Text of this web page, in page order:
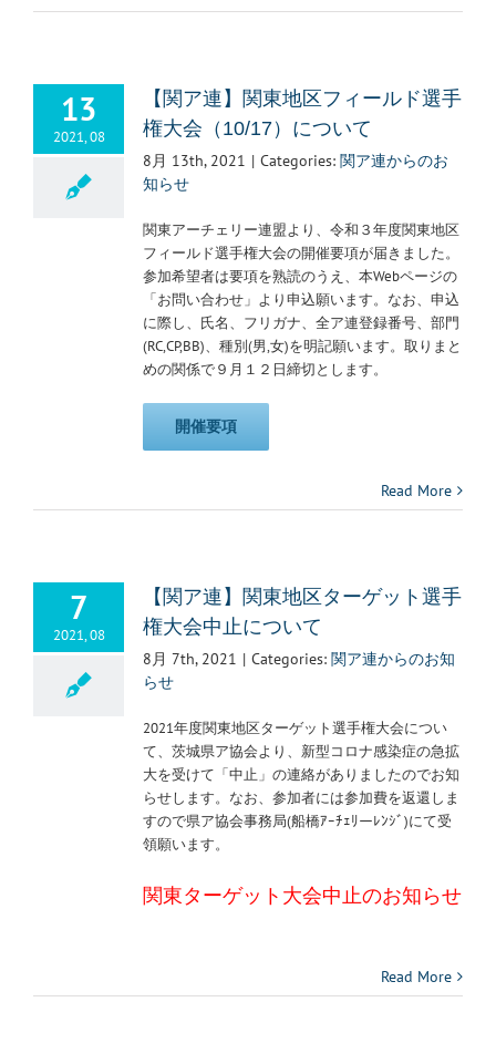
13
2021, 08
【関ア連】関東地区フィールド選手
権大会（10/17）について
8月 13th, 2021 | Categories: 関ア連からのお
知らせ
関東アーチェリー連盟より、令和３年度関東地区
フィールド選手権大会の開催要項が届きました。
参加希望者は要項を熟読のうえ、本Webページの
「お問い合わせ」より申込願います。なお、申込
に際し、氏名、フリガナ、全ア連登録番号、部門
(RC,CP,BB)、種別(男,女)を明記願います。取りまと
めの関係で９月１２日締切とします。
開催要項
Read More
7
2021, 08
【関ア連】関東地区ターゲット選手
権大会中止について
8月 7th, 2021 | Categories: 関ア連からのお知
らせ
2021年度関東地区ターゲット選手権大会につい
て、茨城県ア協会より、新型コロナ感染症の急拡
大を受けて「中止」の連絡がありましたのでお知
らせします。なお、参加者には参加費を返還しま
すので県ア協会事務局(船橋ｱｰﾁｪﾘーﾚﾝｼﾞ)にて受
領願います。
関東ターゲット大会中止のお知らせ
Read More